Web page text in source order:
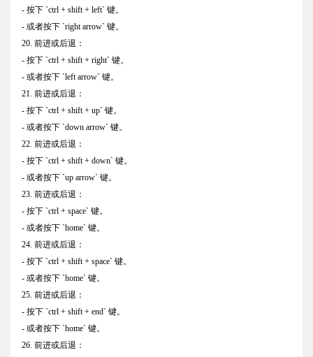
- 按下 `ctrl + shift + left` 键。
- 或者按下 `right arrow` 键。
20. 前进或后退：
- 按下 `ctrl + shift + right` 键。
- 或者按下 `left arrow` 键。
21. 前进或后退：
- 按下 `ctrl + shift + up` 键。
- 或者按下 `down arrow` 键。
22. 前进或后退：
- 按下 `ctrl + shift + down` 键。
- 或者按下 `up arrow` 键。
23. 前进或后退：
- 按下 `ctrl + space` 键。
- 或者按下 `home` 键。
24. 前进或后退：
- 按下 `ctrl + shift + space` 键。
- 或者按下 `home` 键。
25. 前进或后退：
- 按下 `ctrl + shift + end` 键。
- 或者按下 `home` 键。
26. 前进或后退：